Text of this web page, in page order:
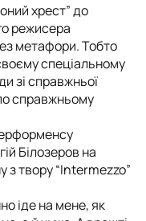
хрест” до
режисера
метафори. Тобто
спеціальному
зі справжньої
справжньому
Білозеров на
з твору “Intermezzo”
іде на мене, як